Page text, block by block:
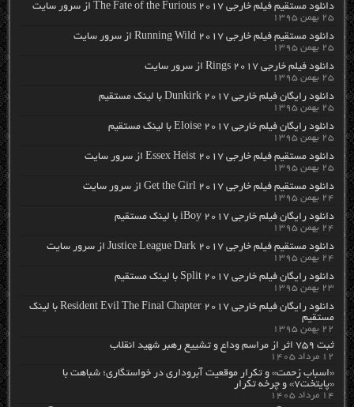
دانلود مستقیم فیلم خارجی The Fate of the Furious 2017 از سرور سایت
۲۵ بهمن ۱۳۹۵
دانلود مستقیم فیلم خارجی Running Wild 2017 از سرور سایت
۲۵ بهمن ۱۳۹۵
دانلود فیلم خارجی Rings 2017 از سرور سایت
۲۵ بهمن ۱۳۹۵
دانلود رایگان فیلم خارجی Dunkirk 2017 با لینک مستقیم
۲۵ بهمن ۱۳۹۵
دانلود رایگان فیلم خارجی Eloise 2017 با لینک مستقیم
۲۵ بهمن ۱۳۹۵
دانلود مستقیم فیلم خارجی Essex Heist 2017 از سرور سایت
۲۵ بهمن ۱۳۹۵
دانلود مستقیم فیلم خارجی Get the Girl 2017 از سرور سایت
۲۴ بهمن ۱۳۹۵
دانلود رایگان فیلم خارجی iBoy 2017 با لینک مستقیم
۲۴ بهمن ۱۳۹۵
دانلود مستقیم فیلم خارجی Justice League Dark 2017 از سرور سایت
۲۴ بهمن ۱۳۹۵
دانلود رایگان فیلم خارجی Split 2017 با لینک مستقیم
۲۳ بهمن ۱۳۹۵
دانلود رایگان فیلم خارجی Resident Evil The Final Chapter 2017 با لینک
مستقیم
۲۲ بهمن ۱۳۹۵
ثبت ۷۵۹ اثر از مراسم وداع و تشییع رهبر شهید انقلاب
۱۲ مرداد ۱۴۰۵
«اسباب زحمت» و تکرار موقعیت آبروداری در خواستگاری؛ شباهت با
«پایتخت۷» و چرخه تکرار
۱۴ مرداد ۱۴۰۵